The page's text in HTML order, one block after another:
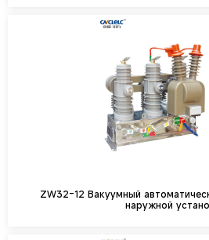
ZW32-12 Вакуумный
наружной